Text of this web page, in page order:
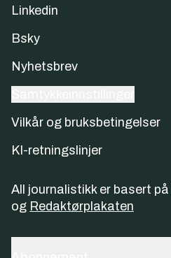
Linkedin
Bsky
Nyhetsbrev
Vilkår og bruksbetingelser
KI-retningslinjer
All journalistikk er basert på
og Redaktørplakaten